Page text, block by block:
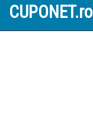
CUPONET.ro